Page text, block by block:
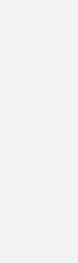
Ausgangspunkt in
zentral
Hier ist
des
nach den gesamten
und
aber
65 °C liefern,
eine
Unit auch
Zusatzheizers
das
einer Unit